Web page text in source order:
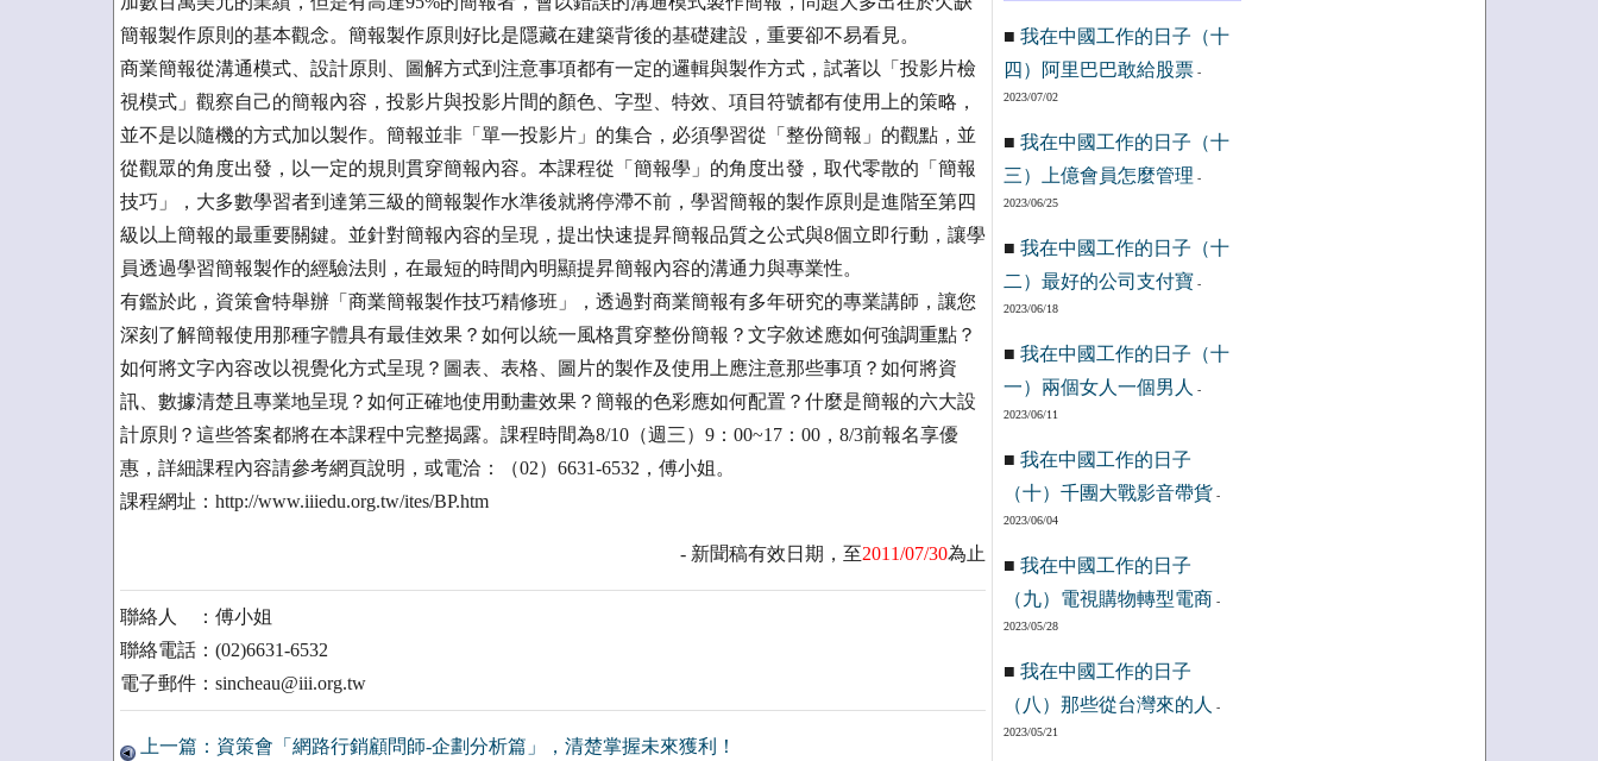
簡報製作原則的基本觀念。簡報製作原則好比是隱藏在建築背後的基礎建設，重要卻不易看見。
商業簡報從溝通模式、設計原則、圖解方式到注意事項都有一定的邏輯與製作方式，試著以「投影片檢
視模式」觀察自己的簡報內容，投影片與投影片間的顏色、字型、特效、項目符號都有使用上的策略，
並不是以隨機的方式加以製作。簡報並非「單一投影片」的集合，必須學習從「整份簡報」的觀點，並
從觀眾的角度出發，以一定的規則貫穿簡報內容。本課程從「簡報學」的角度出發，取代零散的「簡報
技巧」，大多數學習者到達第三級的簡報製作水準後就將停滯不前，學習簡報的製作原則是進階至第四
級以上簡報的最重要關鍵。並針對簡報內容的呈現，提出快速提昇簡報品質之公式與8個立即行動，讓學
員透過學習簡報製作的經驗法則，在最短的時間內明顯提昇簡報內容的溝通力與專業性。
有鑑於此，資策會特舉辦「商業簡報製作技巧精修班」，透過對商業簡報有多年研究的專業講師，讓您
深刻了解簡報使用那種字體具有最佳效果？如何以統一風格貫穿整份簡報？文字敘述應如何強調重點？
如何將文字內容改以視覺化方式呈現？圖表、表格、圖片的製作及使用上應注意那些事項？如何將資
訊、數據清楚且專業地呈現？如何正確地使用動畫效果？簡報的色彩應如何配置？什麼是簡報的六大設
計原則？這些答案都將在本課程中完整揭露。課程時間為8/10（週三）9：00~17：00，8/3前報名享優
惠，詳細課程內容請參考網頁說明，或電洽：（02）6631-6532，傅小姐。
課程網址：http://www.iiiedu.org.tw/ites/BP.htm
- 新聞稿有效日期，至2011/07/30為止
聯絡人 ：傅小姐
聯絡電話：(02)6631-6532
電子郵件：sincheau@iii.org.tw
上一篇：資策會「網路行銷顧問師-企劃分析篇」，清楚掌握未來獲利！
■ 我在中國工作的日子（十
四）阿里巴巴敢給股票-
2023/07/02
■ 我在中國工作的日子（十
三）上億會員怎麼管理 -
2023/06/25
■ 我在中國工作的日子（十
二）最好的公司支付寶 -
2023/06/18
■ 我在中國工作的日子（十
一）兩個女人一個男人
-
2023/06/11
■ 我在中國工作的日子
（十）千團大戰影音帶貨 -
2023/06/04
■ 我在中國工作的日子
（九）電視購物轉型電商 -
2023/05/28
■ 我在中國工作的日子
（八）那些從台灣來的人
-
2023/05/21